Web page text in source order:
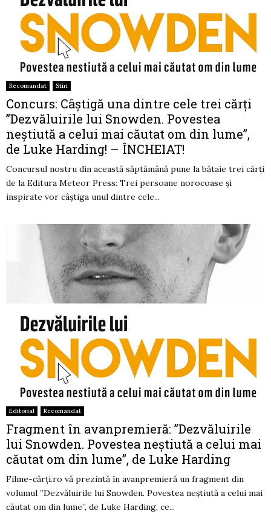
Recomandat Stiri
Concurs: Câștigă una dintre cele trei cărți
”Dezvăluirile lui Snowden. Povestea
neştiută a celui mai căutat om din lume”,
de Luke Harding! – ÎNCHEIAT!
Concursul nostru din această săptămână pune la bătaie trei cărți
de la Editura Meteor Press: Trei persoane norocoase și
inspirate vor câștiga unul dintre cele...
Editorial Recomandat
Fragment în avanpremieră: ”Dezvăluirile
lui Snowden. Povestea neştiută a celui mai
căutat om din lume”, de Luke Harding
Filme-cărți.ro vă prezintă în avanpremieră un fragment din
volumul ”Dezvăluirile lui Snowden. Povestea neştiută a celui mai
căutat om din lume”, de Luke Harding, ce...